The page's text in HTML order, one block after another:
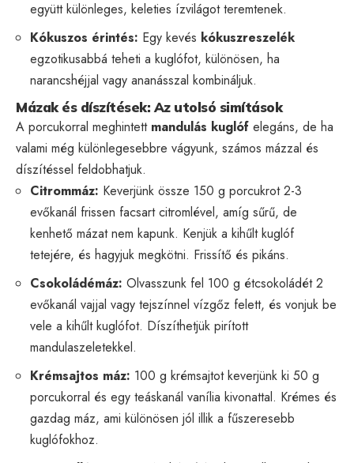
együtt különleges, keleties ízvilágot teremtenek.
Kókuszos érintés: Egy kevés kókuszreszelék
egzotikusabbá teheti a kuglófot, különösen, ha
narancshéjjal vagy ananásszal kombináljuk.
Mázak és díszítések: Az utolsó simítások
A porcukorral meghintett mandulás kuglóf elegáns, de ha
valami még különlegesebbre vágyunk, számos mázzal és
díszítéssel feldobhatjuk.
Citrommáz: Keverjünk össze 150 g porcukrot 2-3
evőkanál frissen facsart citromlével, amíg sűrű, de
kenhető mázat nem kapunk. Kenjük a kihűlt kuglóf
tetejére, és hagyjuk megkötni. Frissítő és pikáns.
Csokoládémáz: Olvasszunk fel 100 g étcsokoládét 2
evőkanál vajjal vagy tejszínnel vízgőz felett, és vonjuk be
vele a kihűlt kuglófot. Díszíthetjük pirított
mandulaszeletekkel.
Krémsajtos máz: 100 g krémsajtot keverjünk ki 50 g
porcukorral és egy teáskanál vanília kivonattal. Krémes és
gazdag máz, ami különösen jól illik a fűszeresebb
kuglófokhoz.